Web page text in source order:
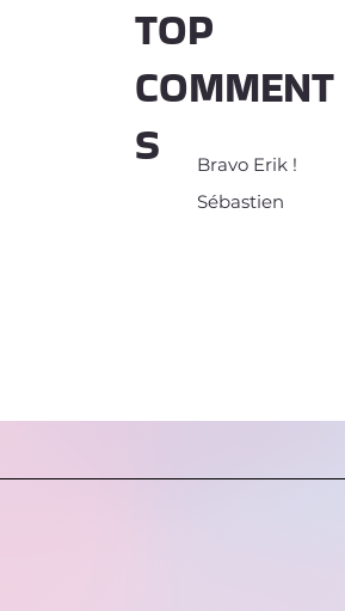
TOP
COMMENT
S
Bravo Erik !
Sébastien